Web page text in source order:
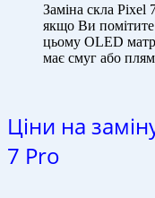
Заміна скла Pixel
якщо Ви помітите
цьому OLED
має смуг або
Ціни на
7 Pro